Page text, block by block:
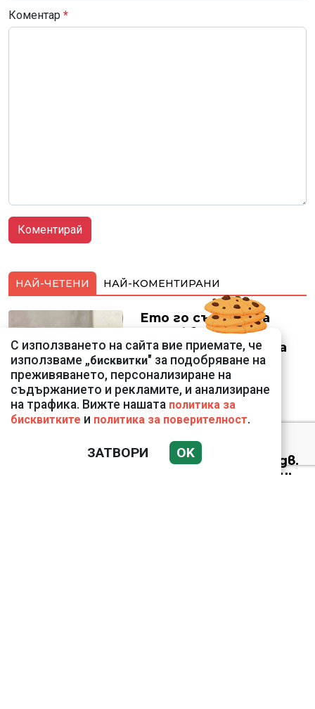
Коментар *
НАЙ-ЧЕТЕНИ НАЙ-КОМЕНТИРАНИ
Ето го съпруга на
неадекватната
външна министърка
Велислава Петрова
Николай Попов за
фалшивия пиар на адв.
Димитър Марковски:
С използването на сайта вие приемате, че
използваме „бисквитки" за подобряване на
преживяването, персонализиране на
съдържанието и рекламите, и анализиране
на трафика. Вижте нашата политика за
бисквитките и политика за поверителност.
ЗАТВОРИ OK